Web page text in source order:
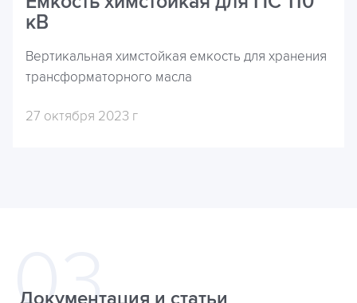
кВ
Вертикальная химстойкая емкость для хранения
трансформаторного масла
27 октября 2023 г